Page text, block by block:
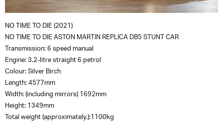
NO TIME TO DIE (2021)
NO TIME TO DIE ASTON MARTIN REPLICA DB5 STUNT CAR
Transmission: 6 speed manual
Engine: 3.2-litre straight 6 petrol
Colour: Silver Birch
Length: 4577mm
Width: (including mirrors) 1692mm
Height: 1349mm
Total weight (approximately.):1100kg